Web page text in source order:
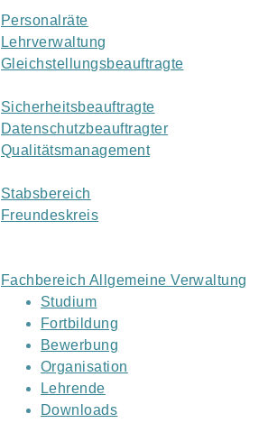
Personalräte
Lehrverwaltung
Gleichstellungsbeauftragte
Sicherheitsbeauftragte
Datenschutzbeauftragter
Qualitätsmanagement
Stabsbereich
Freundeskreis
Fachbereich Allgemeine Verwaltung
Studium
Fortbildung
Bewerbung
Organisation
Lehrende
Downloads